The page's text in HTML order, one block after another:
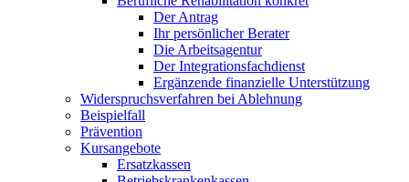
Der Antrag
Ihr persönlicher Berater
Die Arbeitsagentur
Der Integrationsfachdienst
Ergänzende finanzielle Unterstützung
Widerspruchsverfahren bei Ablehnung
Beispielfall
Prävention
Kursangebote
Ersatzkassen